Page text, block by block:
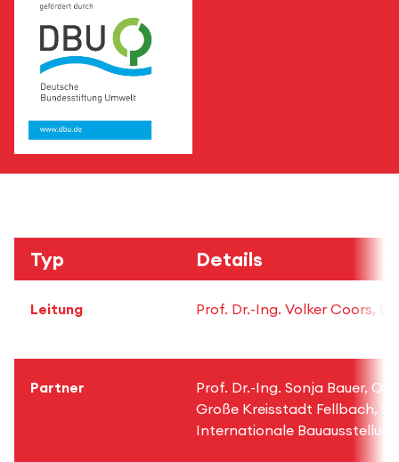
Typ Details
Leitung Prof. Dr.-Ing. Volker Coors,
Partner
Prof. Dr.-Ing. Sonja Bauer,
Große Kreisstadt Fellbach,
Internationale